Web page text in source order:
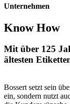
Unternehmen
Know How
Mit über 125
ältesten
Bossert setzt sein
ein, sondern nutzt